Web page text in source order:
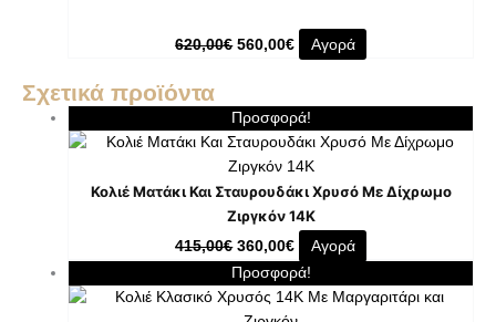
620,00€ 560,00€ Αγορά
Σχετικά προϊόντα
Προσφορά!
Κολιέ Ματάκι Και Σταυρουδάκι Χρυσό Με Δίχρωμο
Ζιργκόν 14K
415,00€ 360,00€
Αγορά
Προσφορά!